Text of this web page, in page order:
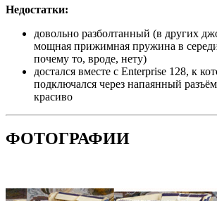
Недостатки:
довольно разболтанный (в других
мощная прижимная пружина в
почему то, вроде, нету)
достался вместе с Enterprise 128, к
подключался через напаянный
красиво
ФОТОГРАФИИ